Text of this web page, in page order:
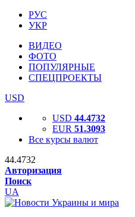
РУС
УКР
ВИДЕО
ФОТО
ПОПУЛЯРНЫЕ
СПЕЦПРОЕКТЫ
USD
USD 44.4732
EUR 51.3093
Все курсы валют
44.4732
Авторизация
Поиск
UA